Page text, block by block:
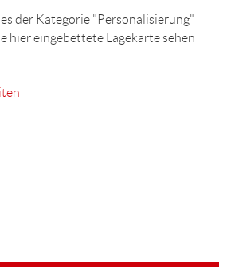
der Kategorie "Personalisierung"
hier eingebettete Lagekarte sehen